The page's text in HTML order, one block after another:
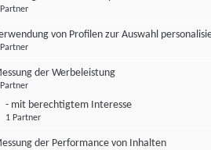
von Profilen zur Auswahl
der Werbeleistung
- mit berechtigtem Interesse
1 Partner
der Performance von Inhalten